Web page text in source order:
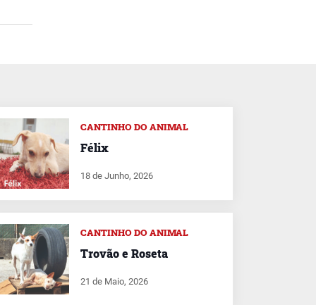
CANTINHO DO ANIMAL
Félix
18 de Junho, 2026
CANTINHO DO ANIMAL
Trovão e Roseta
21 de Maio, 2026